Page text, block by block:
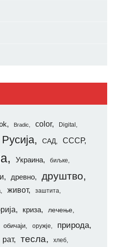
Bradic color Digital
Русија САД СССР
Украина биљке
древно друштво
живот заштита
криза лечење
обичаји оружје природа
рат тесла хлеб